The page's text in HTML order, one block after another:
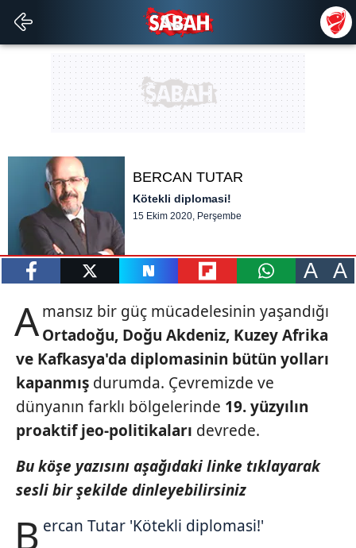
BERCAN TUTAR
Kötekli diplomasi!
15 Ekim 2020, Perşembe
A A
Amansız bir güç mücadelesinin yaşandığı
Ortadoğu, Doğu Akdeniz, KuzeyAfrika
ve Kafkasya'da diplomasinin bütün yolları
kapanmış durumda. Çevremizde ve
dünyanın farklı bölgelerinde 19.yüzyılın
proaktif jeo-politikaları devrede.
Bu köşe yazısını aşağıdaki linke tıklayarak
sesli bir şekilde dinleyebilirsiniz
B ercan Tutar 'Kötekli diplomasi!'